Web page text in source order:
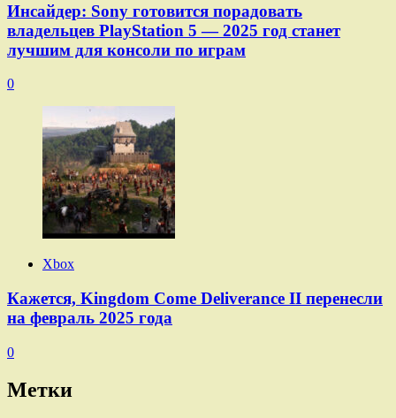
Инсайдер: Sony готовится порадовать
владельцев PlayStation 5 — 2025 год станет
лучшим для консоли по играм
0
Xbox
Кажется, Kingdom Come Deliverance II перенесли
на февраль 2025 года
0
Метки